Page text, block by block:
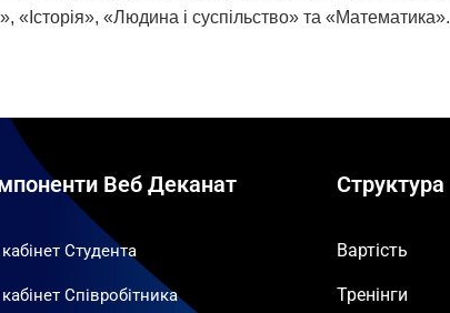
«Історія», «Людина і суспільство» та «Математика».
Веб Деканат
Студента
Співробітника
Структура
Вартість
Тренінги